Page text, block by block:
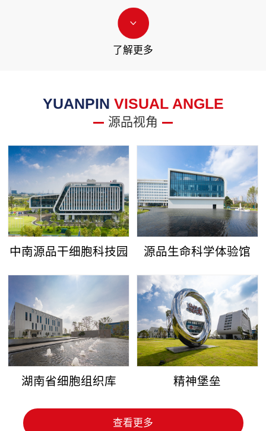
了解更多
YUANPIN VISUAL ANGLE
源品视角
中南源品干细胞科技园 源品生命科学体验馆
湖南省细胞组织库 精神堡垒
查看更多